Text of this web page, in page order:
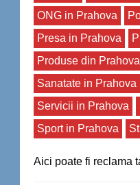
ONG in Prahova
Presa in Prahova
Produse din Prahova
Sanatate in Prahova
Servicii in Prahova
Sport in Prahova
Aici poate fi reclama